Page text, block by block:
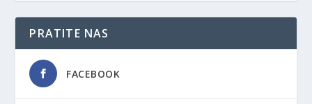
PRATITE NAS
FACEBOOK